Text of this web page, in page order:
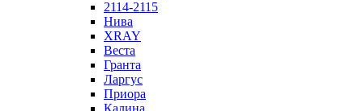
2114-2115
Нива
XRAY
Веста
Гранта
Ларгус
Приора
Калина